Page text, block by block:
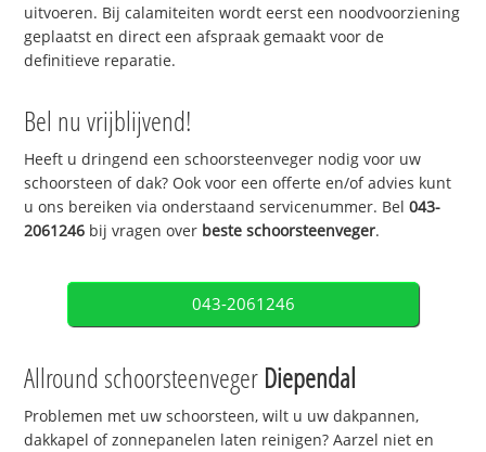
uitvoeren. Bij calamiteiten wordt eerst een noodvoorziening
geplaatst en direct een afspraak gemaakt voor de
definitieve reparatie.
Bel nu vrijblijvend!
Heeft u dringend een schoorsteenveger nodig voor uw
schoorsteen of dak? Ook voor een offerte en/of advies kunt
u ons bereiken via onderstaand servicenummer. Bel043-
2061246 bij vragen over beste schoorsteenveger.
043-2061246
Allround schoorsteenveger Diependal
Problemen met uw schoorsteen, wilt u uw dakpannen,
dakkapel of zonnepanelen laten reinigen? Aarzel niet en